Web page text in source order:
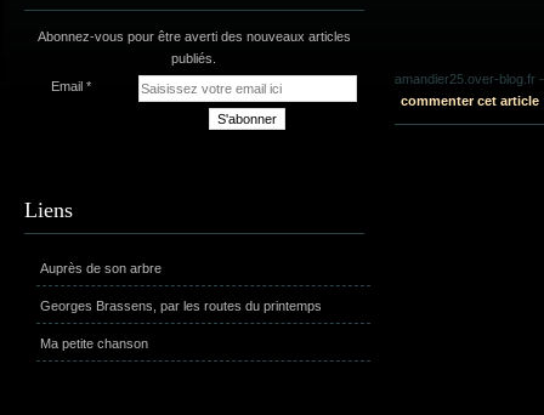
Abonnez-vous pour être averti des nouveaux articles
publiés.
Email
Liens
Auprès de son arbre
Georges Brassens, par les routes du printemps
Ma petite chanson
amandier25.over-blog.fr -
commenter cet article